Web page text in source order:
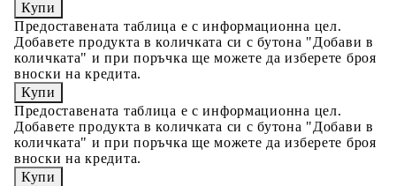
Предоставената таблица е с информационна цел.
Добавете продукта в количката си с бутона "Добави в
количката" и при поръчка ще можете да изберете броя
вноски на кредита.
Предоставената таблица е с информационна цел.
Добавете продукта в количката си с бутона "Добави в
количката" и при поръчка ще можете да изберете броя
вноски на кредита.